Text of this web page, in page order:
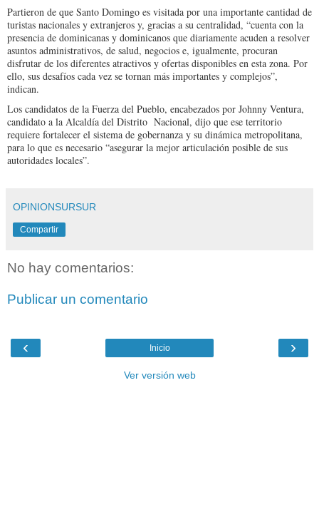
Partieron de que Santo Domingo es visitada por una importante cantidad de
turistas nacionales y extranjeros y, gracias a su centralidad, “cuenta con la
presencia de dominicanas y dominicanos que diariamente acuden a resolver
asuntos administrativos, de salud, negocios e, igualmente, procuran
disfrutar de los diferentes atractivos y ofertas disponibles en esta zona. Por
ello, sus desafíos cada vez se tornan más importantes y complejos”,
indican.
Los candidatos de la Fuerza del Pueblo, encabezados por Johnny Ventura,
candidato a la Alcaldía del Distrito Nacional, dijo que ese territorio
requiere fortalecer el sistema de gobernanza y su dinámica metropolitana,
para lo que es necesario “asegurar la mejor articulación posible de sus
autoridades locales”.
OPINIONSURSUR
Compartir
No hay comentarios:
Publicar un comentario
‹ ›
Inicio
Ver versión web